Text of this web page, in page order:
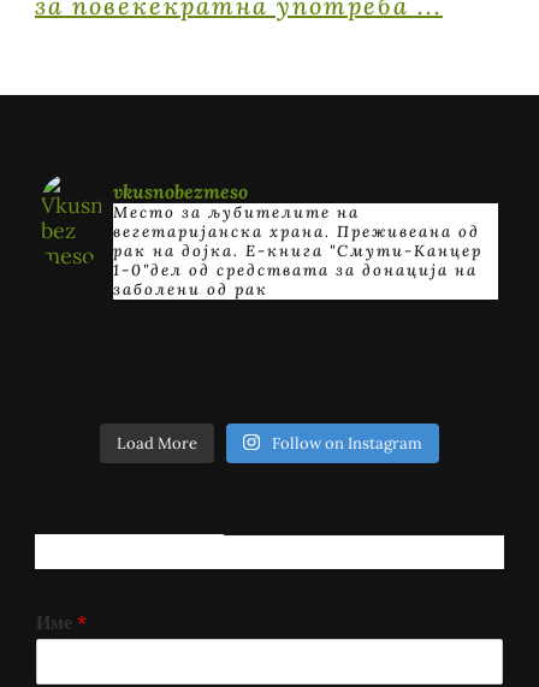
vkusnobezmeso
Место за љубителите на
вегетаријанска храна. Преживеана од
рак на дојка. E-книга "Смути-Канцер
1-0"дел од средствата за донација на
заболени од рак
Load More Follow on Instagram
Име *